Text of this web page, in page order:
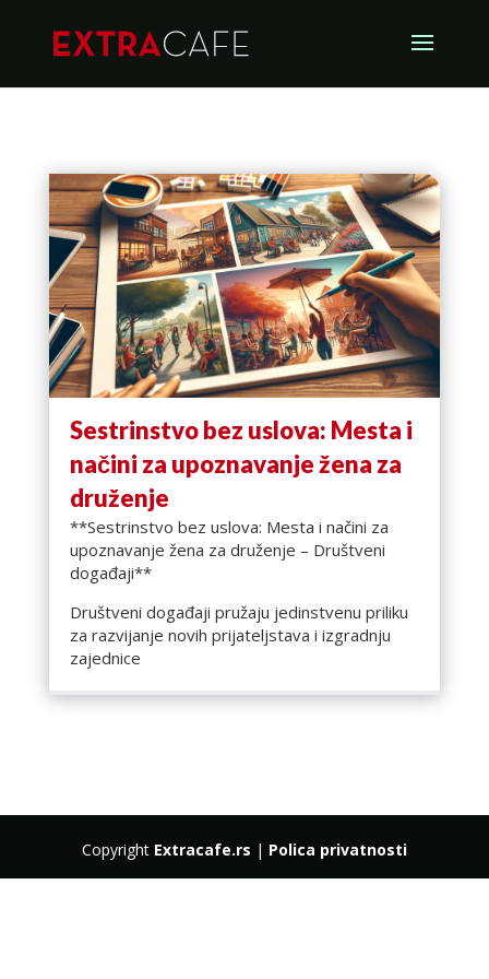
Sestrinstvo bez uslova: Mesta i
načini za upoznavanje žena za
druženje
**Sestrinstvo bez uslova: Mesta i načini za
upoznavanje žena za druženje – Društveni
događaji**
Društveni događaji pružaju jedinstvenu priliku
za razvijanje novih prijateljstava i izgradnju
zajednice
Copyright Extracafe.rs | Polica privatnosti